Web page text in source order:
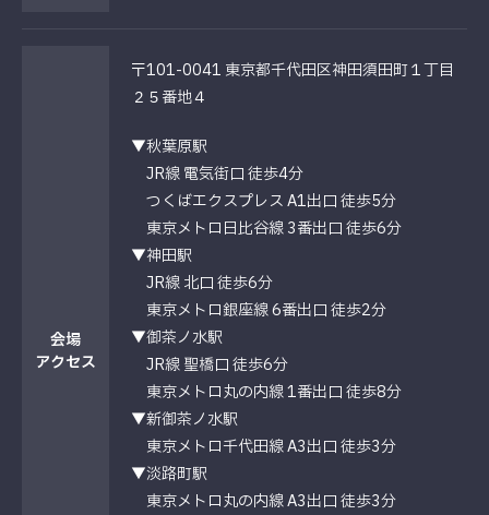
会場
アクセス
〒101-0041 東京都千代田区神田須田町１丁目
２５番地４
▼秋葉原駅
JR線 電気街口 徒歩4分
つくばエクスプレス A1出口 徒歩5分
東京メトロ日比谷線 3番出口 徒歩6分
▼神田駅
JR線 北口 徒歩6分
東京メトロ銀座線 6番出口 徒歩2分
▼御茶ノ水駅
JR線 聖橋口 徒歩6分
東京メトロ丸の内線 1番出口 徒歩8分
▼新御茶ノ水駅
東京メトロ千代田線 A3出口 徒歩3分
▼淡路町駅
東京メトロ丸の内線 A3出口 徒歩3分